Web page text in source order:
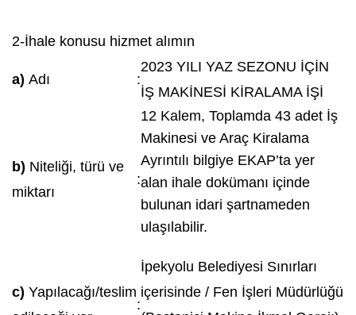
2-İhale konusu hizmet alımın
a) Adı :
2023 YILI YAZ SEZONU İÇİN
İŞ MAKİNESİ KİRALAMA İŞİ
b) Niteliği, türü ve
miktarı
:
12 Kalem, Toplamda 43 adet İş
Makinesi ve Araç Kiralama
Ayrıntılı bilgiye EKAP’ta yer
alan ihale dokümanı içinde
bulunan idari şartnameden
ulaşılabilir.
c) Yapılacağı/teslim
:
İpekyolu Belediyesi Sınırları
içerisinde / Fen İşleri Müdürlüğü